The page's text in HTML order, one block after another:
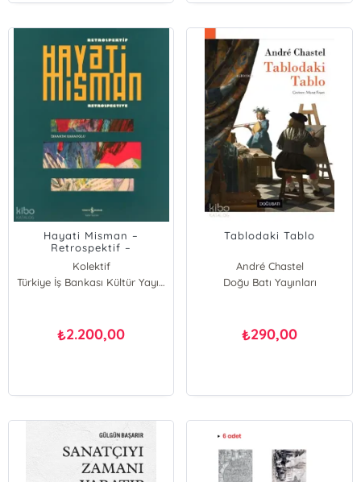
Hayati Misman –
Retrospektif –
Retrospektif
Kolektif
Türkiye İş Bankası Kültür Yayınları
₺2.200,00
Tablodaki Tablo
André Chastel
Doğu Batı Yayınları
₺290,00